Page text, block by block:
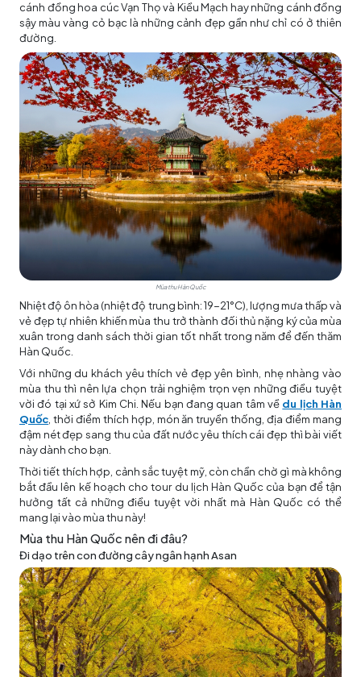
cánh đồng hoa cúc Vạn Thọ và Kiều Mạch hay những cánh đồng
sậy màu vàng cỏ bạc là những cảnh đẹp gần như chỉ có ở thiên
đường.
Mùa thu Hàn Quốc
Nhiệt độ ôn hòa (nhiệt độ trung bình: 19-21°C), lượng mưa thấp và
vẻ đẹp tự nhiên khiến mùa thu trở thành đối thủ nặng ký của mùa
xuân trong danh sách thời gian tốt nhất trong năm để đến thăm
Hàn Quốc.
Với những du khách yêu thích vẻ đẹp yên bình, nhẹ nhàng vào
mùa thu thì nên lựa chọn trải nghiệm trọn vẹn những điều tuyệt
vời đó tại xứ sở Kim Chi. Nếu bạn đang quan tâm về du lịch Hàn
Quốc , thời điểm thích hợp, món ăn truyền thống, địa điểm mang
đậm nét đẹp sang thu của đất nước yêu thích cái đẹp thì bài viết
này dành cho bạn.
Thời tiết thích hợp, cảnh sắc tuyệt mỹ, còn chần chờ gì mà không
bắt đầu lên kế hoạch chotour du lịch Hàn Quốc của bạn để tận
hưởng tất cả những điều tuyệt vời nhất mà Hàn Quốc có thể
mang lại vào mùa thu này!
Mùa thu Hàn Quốc nên đi đâu?
Đi dạo trên con đường cây ngân hạnh Asan